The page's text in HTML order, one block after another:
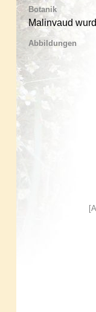
Botanik
Malinvaud
Abbildungen